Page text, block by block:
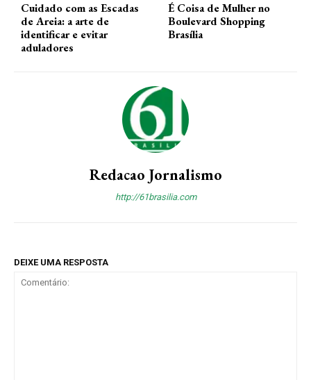
Cuidado com as Escadas
de Areia: a arte de
identificar e evitar
aduladores
É Coisa de Mulher no
Boulevard Shopping
Brasília
Redacao Jornalismo
http://61brasilia.com
DEIXE UMA RESPOSTA